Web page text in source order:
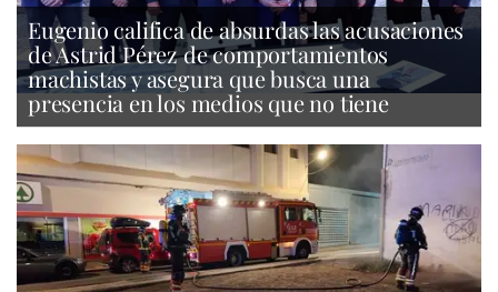
Eugenio califica de absurdas las acusaciones
de Astrid Pérez de comportamientos
machistas y asegura que busca una
presencia en los medios que no tiene